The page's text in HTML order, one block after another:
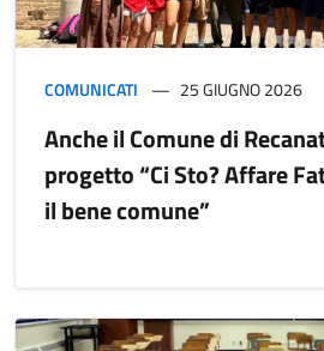
COMUNICATI 25 GIUGNO 2026
Anche il Comune di
progetto “Ci Sto? Affare
il bene comune”